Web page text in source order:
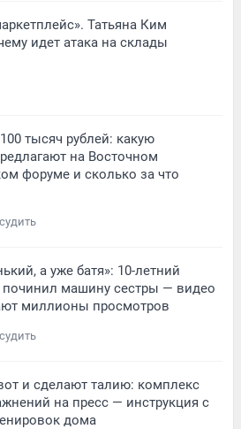
Татьяна Ким
идет атака на склады
тысяч рублей: какую
на Восточном
форуме и сколько за что
а уже батя»: 10-летний
починил машину сестры — видео
миллионы просмотров
и сделают талию: комплекс
на пресс — инструкция с
дома